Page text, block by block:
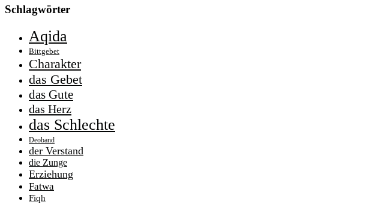
Schlagwörter
Aqida
Bittgebet
Charakter
das Gebet
das Gute
das Herz
das Schlechte
Deoband
der Verstand
die Zunge
Erziehung
Fatwa
Fiqh